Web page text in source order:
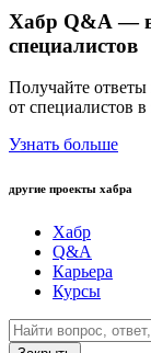
Хабр Q&A —
специалистов
Получайте
от специалистов в
Узнать больше
другие проекты хабра
Хабр
Q&A
Карьера
Курсы